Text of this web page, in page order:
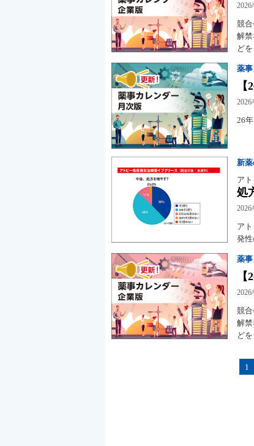
競
解
ど
薬
26
新
ア
処
ア
発
薬
競
解
ど
1